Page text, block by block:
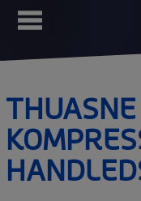
Hoppa
Open
form Meny